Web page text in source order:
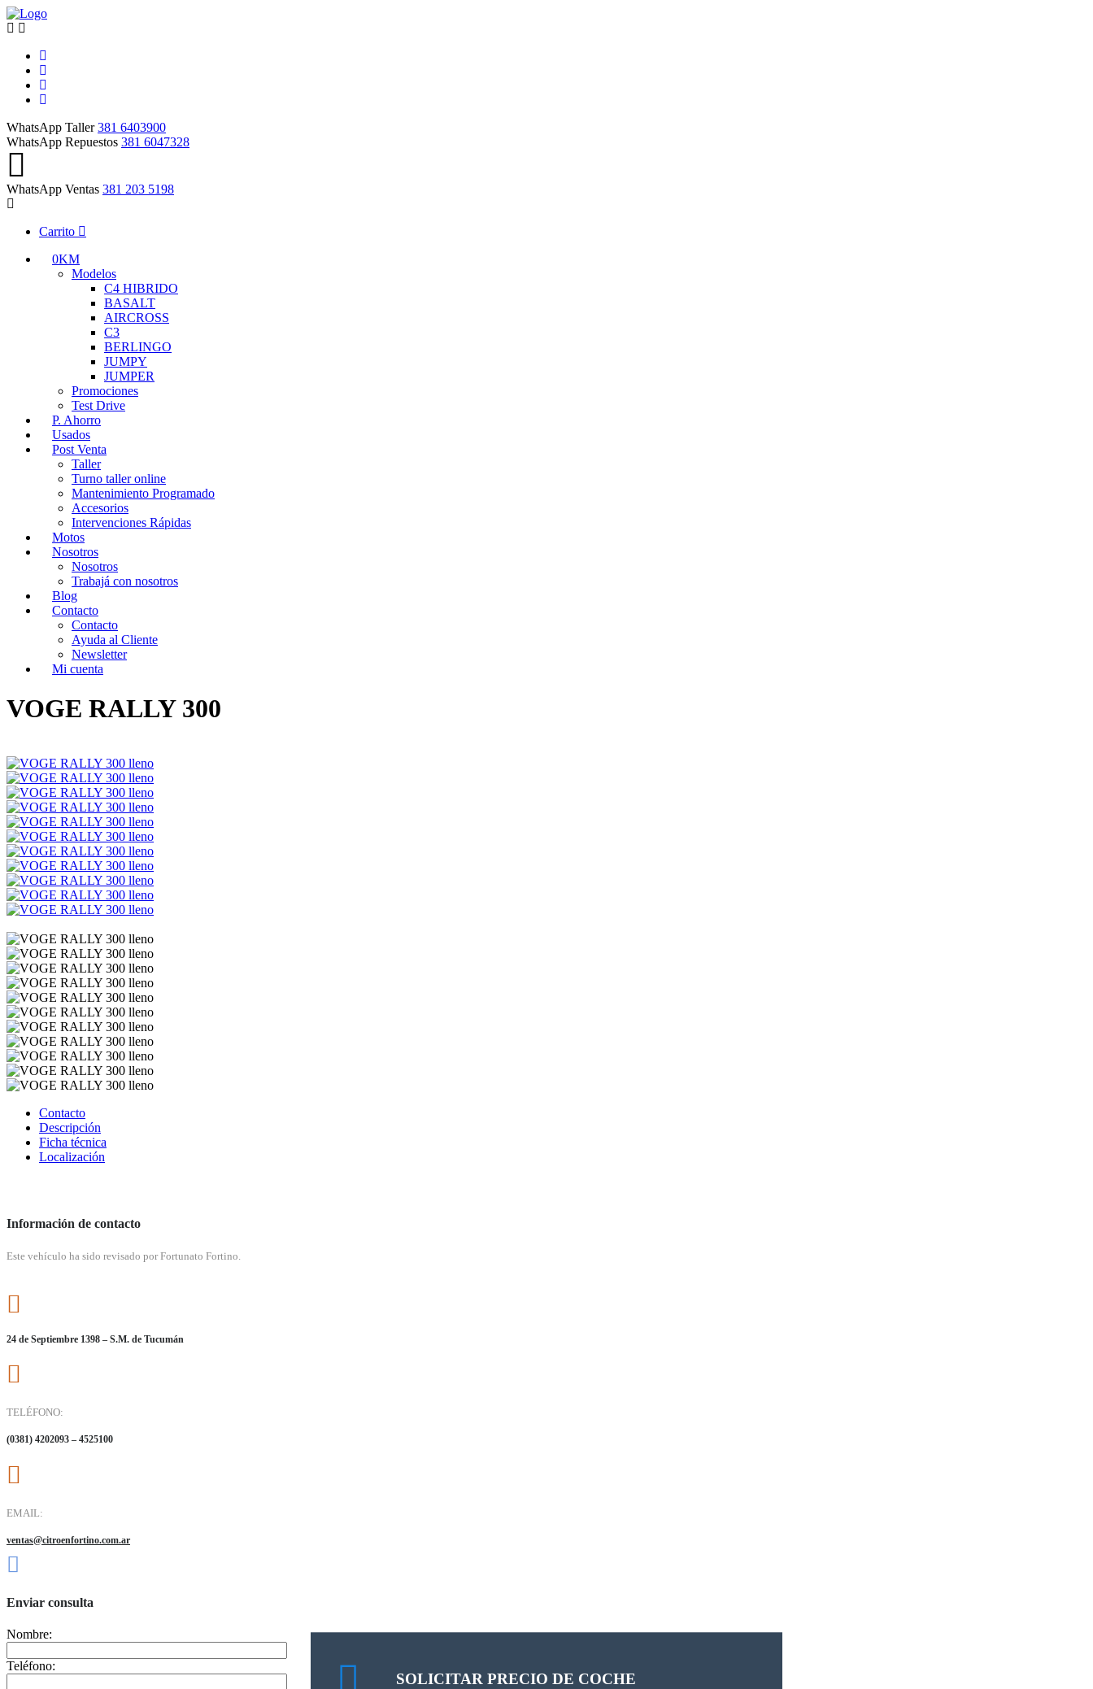
WhatsApp Taller381 6403900
WhatsApp Repuestos 381 6047328
WhatsApp Ventas 381 203 5198
Carrito
0KM
Modelos
C4 HIBRIDO
BASALT
AIRCROSS
C3
BERLINGO
JUMPY
JUMPER
Promociones
Test Drive
P. Ahorro
Usados
Post Venta
Taller
Turno taller online
Mantenimiento Programado
Accesorios
Intervenciones Rápidas
Motos
Nosotros
Nosotros
Trabajá con nosotros
Blog
Contacto
Contacto
Ayuda al Cliente
Newsletter
Mi cuenta
VOGE RALLY 300
Contacto
Descripción
Ficha técnica
Localización
Información de contacto
Este vehículo ha sido revisado por Fortunato Fortino.
24 de Septiembre 1398 – S.M. de Tucumán
TELÉFONO:
(0381) 4202093 – 4525100
EMAIL:
ventas@citroenfortino.com.ar
Enviar consulta
Nombre:
Teléfono:
SOLICITAR PRECIO DE COCHE